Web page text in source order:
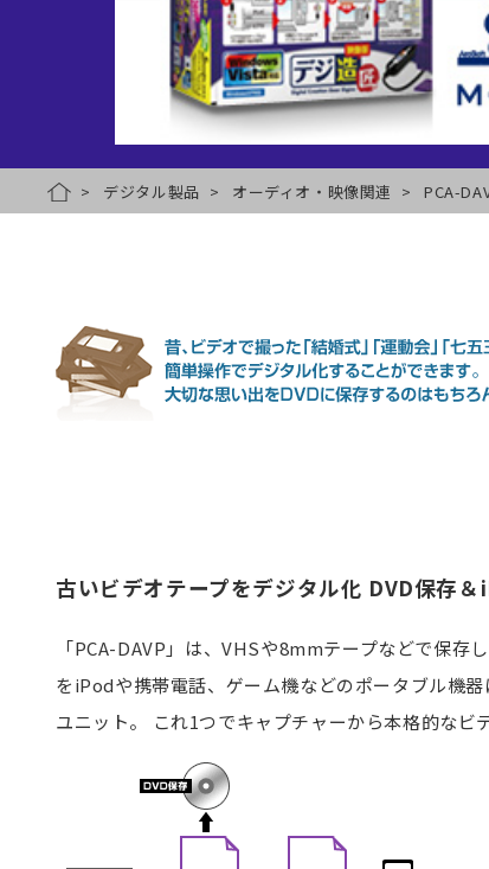
HOMEデジタル製品 オーディオ・映像関連 PCA-
古いビデオテープをデジタル化 DVD保存
「PCA-DAVP」は、VHSや8mmテープなどで保
をiPodや携帯電話、ゲーム機などのポータブル機
ユニット。 これ1つでキャプチャーから本格的なビ